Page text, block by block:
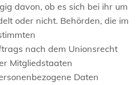
davon, ob es sich bei ihr um
oder nicht. Behörden, die im
nach dem Unionsrecht
Mitgliedstaaten
Daten